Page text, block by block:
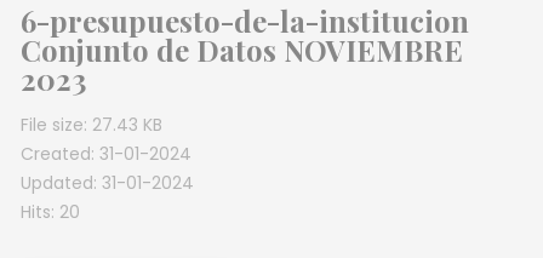
6-presupuesto-de-la-institucion
Conjunto de Datos NOVIEMBRE
2023
File size: 27.43 KB
Created: 31-01-2024
Updated: 31-01-2024
Hits: 20